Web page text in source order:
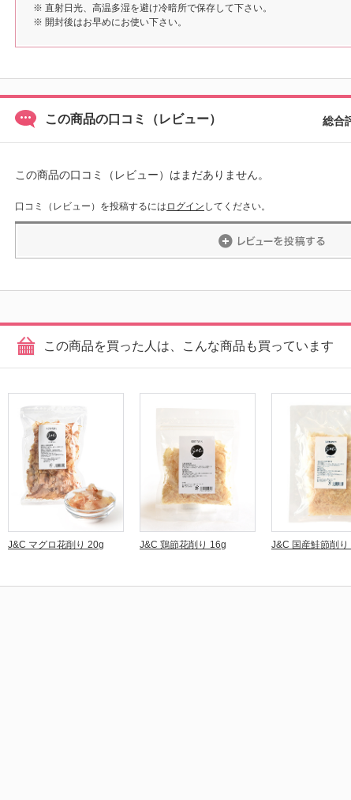
※ 直射日光、高温多湿を避け冷暗所で保存して下さい。
※ 開封後はお早めにお使い下さい。
この商品の口コミ（レビュー） 総合
この商品の口コミ（レビュー）はまだありません。
口コミ（レビュー）を投稿するには ログイン してください。
この商品を買った人は、こんな商品も買っています
J&C マグロ花削り 20g J&C 鶏節花削り 16g J&C 国産鮭節削り